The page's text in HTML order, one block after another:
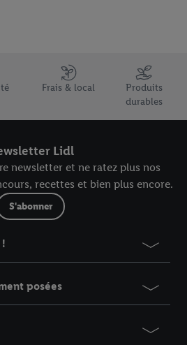
les USPs de Lidl Luxembourg
Frais & local
Produits
durables
Lidl
newsletter et ne ratez plus nos
recettes et bien plus encore.
S'abonner
posées